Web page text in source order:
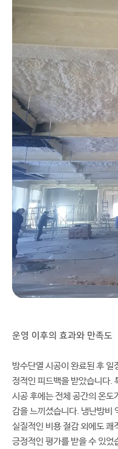
운영 이후의 효과와 만족도
방수단열 시공이 완료된 후
정적인 피드백을 받았습니다.
시공 후에는 전체 공간의 온도
감을 느끼셨습니다. 냉난방비
실질적인 비용 절감 외에도 쾌
긍정적인 평가를 받을 수 있었